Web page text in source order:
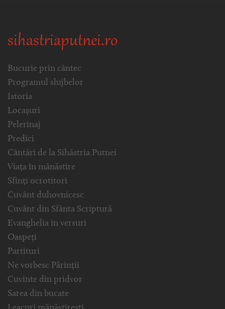
sihastriaputnei.ro
Bucurie prin cântec
Programul slujbelor
Istoria
Locașuri
Pelerinaj
Predici
Cântări de la Sihăstria Putnei
Viața în mănăstire
Sfinți ocrotitori
Cuvânt duhovnicesc
Cuvânt din Sfânta Scriptură
Evanghelia in versuri
Oaspeți
Partituri
Ne vorbesc Părinții
Cuvinte din pridvor
Sarea din bucate